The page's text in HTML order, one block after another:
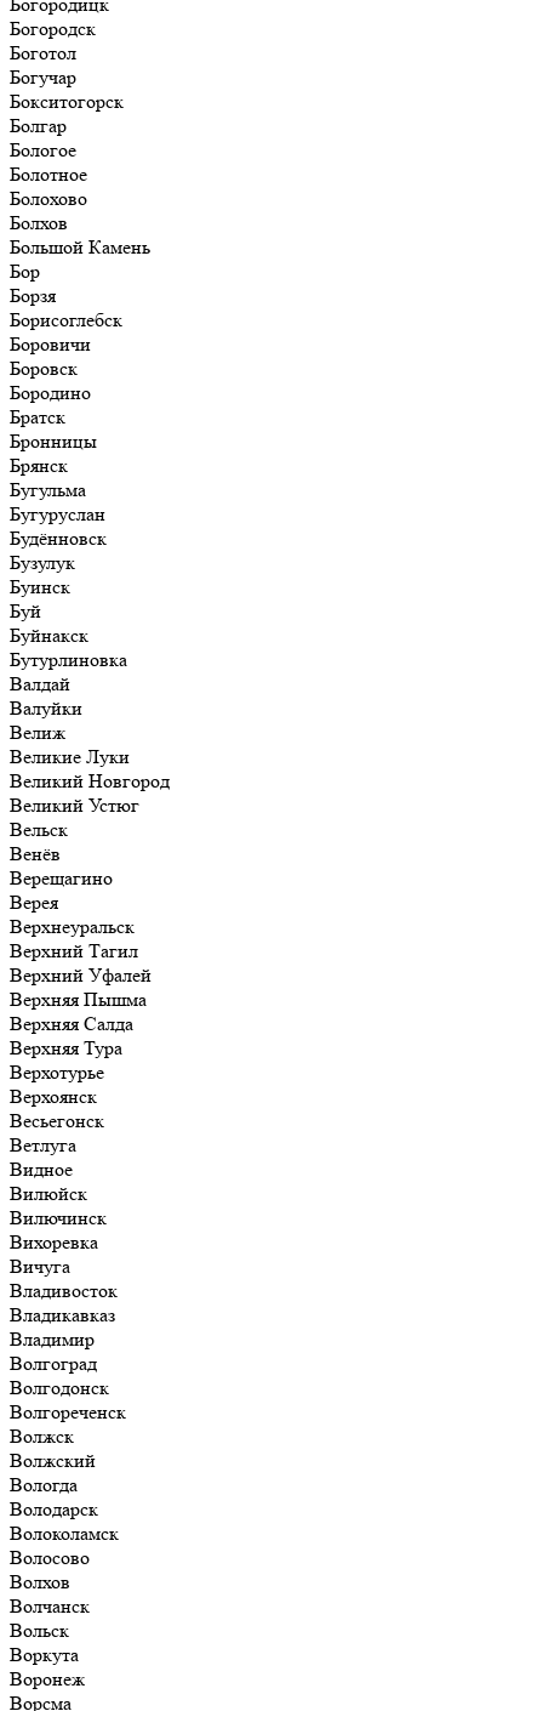
Богородск
Боготол
Богучар
Бокситогорск
Болгар
Бологое
Болотное
Болохово
Болхов
Большой Камень
Бор
Борзя
Борисоглебск
Боровичи
Боровск
Бородино
Братск
Бронницы
Брянск
Бугульма
Бугуруслан
Будённовск
Бузулук
Буинск
Буй
Буйнакск
Бутурлиновка
Валдай
Валуйки
Велиж
Великие Луки
Великий Новгород
Великий Устюг
Вельск
Венёв
Верещагино
Верея
Верхнеуральск
Верхний Тагил
Верхний Уфалей
Верхняя Пышма
Верхняя Салда
Верхняя Тура
Верхотурье
Верхоянск
Весьегонск
Ветлуга
Видное
Вилюйск
Вилючинск
Вихоревка
Вичуга
Владивосток
Владикавказ
Владимир
Волгоград
Волгодонск
Волгореченск
Волжск
Волжский
Вологда
Володарск
Волоколамск
Волосово
Волхов
Волчанск
Вольск
Воркута
Воронеж
Ворсма